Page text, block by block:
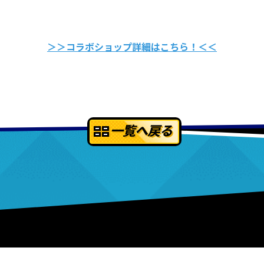
＞＞コラボショップ詳細はこちら！＜＜
一覧へ戻る